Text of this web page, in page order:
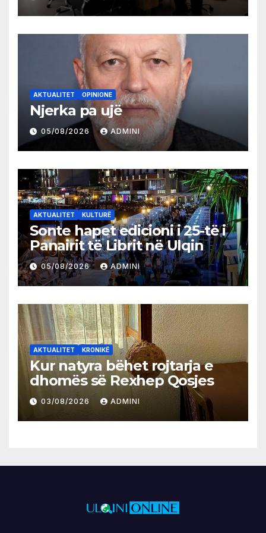
AKTUALITET OPINIONE
Njerka pa ujë
05/08/2026 ADMINI
AKTUALITET KULTURË
Sonte hapet edicioni i 25-të i
Panairit të Librit në Ulqin
05/08/2026 ADMINI
AKTUALITET KRONIKË
Kur natyra bëhet rojtarja e
dhomës së Rexhep Qosjes
03/08/2026 ADMINI